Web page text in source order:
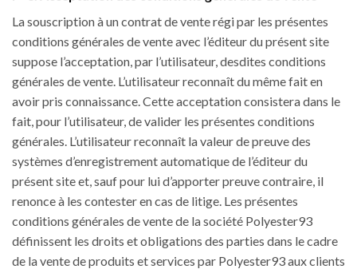
La souscription à un contrat de vente régi par les présentes
conditions générales de vente avec l’éditeur du présent site
suppose l’acceptation, par l’utilisateur, desdites conditions
générales de vente. L’utilisateur reconnaît du même fait en
avoir pris connaissance. Cette acceptation consistera dans le
fait, pour l’utilisateur, de valider les présentes conditions
générales. L’utilisateur reconnaît la valeur de preuve des
systèmes d’enregistrement automatique de l’éditeur du
présent site et, sauf pour lui d’apporter preuve contraire, il
renonce à les contester en cas de litige. Les présentes
conditions générales de vente de la société Polyester93
définissent les droits et obligations des parties dans le cadre
de la vente de produits et services par Polyester93 aux clients